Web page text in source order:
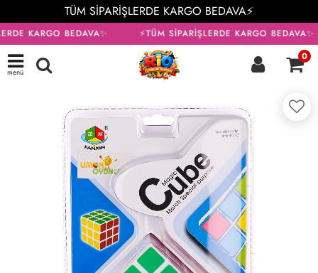
TÜM SİPARİŞLERDE KARGO BEDAVA⚡
KARGO BEDAVA✨ ⚡TÜM SİPARİŞLERDE KARGO BEDAVA✨
menü
0